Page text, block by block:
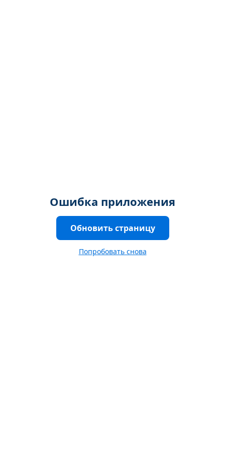
Ошибка приложения
Обновить страницу
Попробовать снова